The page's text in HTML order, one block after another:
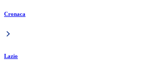
Cronaca
Lazio